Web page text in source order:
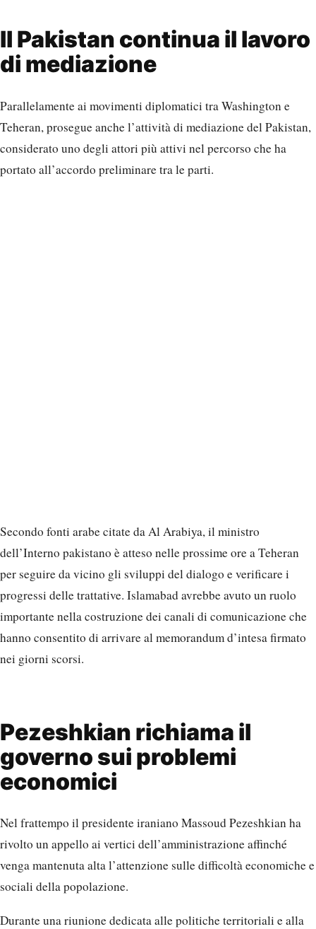
Il Pakistan continua il lavoro
di mediazione
Parallelamente ai movimenti diplomatici tra Washington e
Teheran, prosegue anche l’attività di mediazione del Pakistan,
considerato uno degli attori più attivi nel percorso che ha
portato all’accordo preliminare tra le parti.
Secondo fonti arabe citate da Al Arabiya, il ministro
dell’Interno pakistano è atteso nelle prossime ore a Teheran
per seguire da vicino gli sviluppi del dialogo e verificare i
progressi delle trattative. Islamabad avrebbe avuto un ruolo
importante nella costruzione dei canali di comunicazione che
hanno consentito di arrivare al memorandum d’intesa firmato
nei giorni scorsi.
Pezeshkian richiama il
governo sui problemi
economici
Nel frattempo il presidente iraniano Massoud Pezeshkian ha
rivolto un appello ai vertici dell’amministrazione affinché
venga mantenuta alta l’attenzione sulle difficoltà economiche e
sociali della popolazione.
Durante una riunione dedicata alle politiche territoriali e alla